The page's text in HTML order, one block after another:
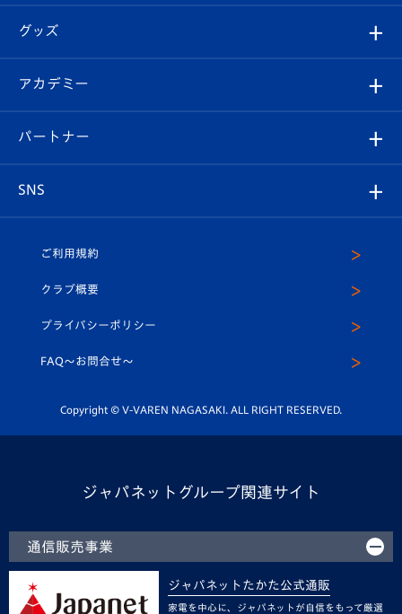
チケット
イベント
メディア
ホームタウン
スタッフプロフィール
マスコット紹介
平和祈念活動
ホームタウン活動
はじめての観戦ガイド
Revive Team
ヴィヴィくんの長崎おもてなしガイド
フォトギャラリー
スタジアムグルメ
チケット
V-LOVERS（ファンクラブ）
プレイヤーズスイート
グッズ
オンラインショップ
店舗情報
アカデミー
育成からのお知らせ
U-18
スクール
パートナー
SNS
ヴィヴィくんインスタグラム
公式LINE＠
ご利用規約
クラブ概要
プライバシーポリシー
FAQ〜お問合せ〜
Copyright © V-VAREN NAGASAKI. ALL RIGHT RESERVED.
ジャパネットグループ関連サイト
通信販売事業
ジャパネットたかた公式通販
家電を中心に、ジャパネットが自信をもって厳選